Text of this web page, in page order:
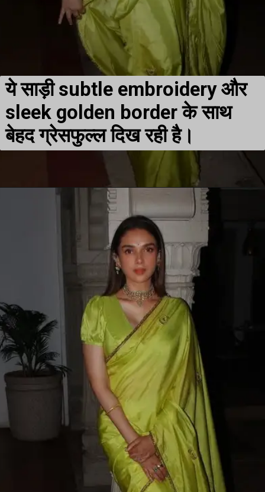
ये साड़ी subtle embroidery और
sleek golden border के साथ
बेहद ग्रेसफुल्ल दिख रही है।